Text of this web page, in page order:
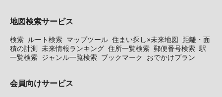
地図検索サービス
検索 ルート検索 マップツール 住まい探し×未来地図
距離・面
積の計測
未来情報ランキング 住所一覧検索 郵便番号検索 駅
一覧検索 ジャンル一覧検索 ブックマーク おでかけプラン
会員向けサービス